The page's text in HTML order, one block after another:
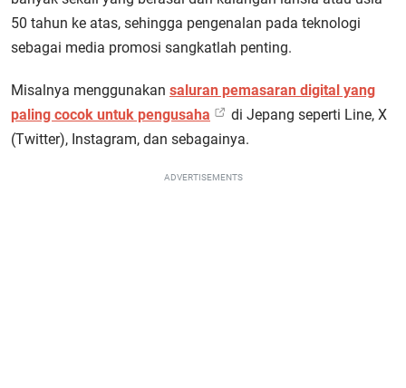
50 tahun ke atas, sehingga pengenalan pada teknologi
sebagai media promosi sangkatlah penting.
Misalnya menggunakan saluran pemasaran digital yang
paling cocok untuk pengusaha
di Jepang seperti Line, X
(Twitter), Instagram, dan sebagainya.
ADVERTISEMENTS